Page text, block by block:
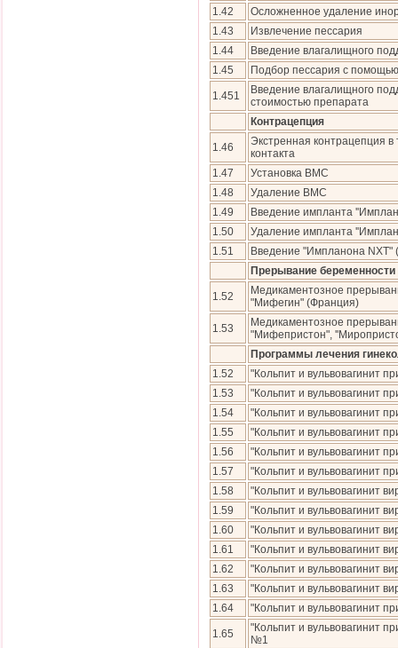
1.42
Осложненное удаление
1.43
Извлечение пессария
1.44
Введение влагалищного
1.45
Подбор пессария с
1.451
Введение влагалищного
стоимостью препарата
Контрацепция
1.46
Экстренная контрацепция в
контакта
1.47
Установка ВМС
1.48
Удаление ВМС
1.49
Введение импланта
1.50
Удаление импланта
1.51
Введение "Импланона NXT"
Прерывание беременности
1.52
Медикаментозное
"Мифегин" (Франция)
1.53
Медикаментозное
"Мифепристон",
Программы лечения
1.52
"Кольпит и вульвовагинит
1.53
"Кольпит и вульвовагинит
1.54
"Кольпит и вульвовагинит
1.55
"Кольпит и вульвовагинит
1.56
"Кольпит и вульвовагинит
1.57
"Кольпит и вульвовагинит
1.58
"Кольпит и вульвовагинит
1.59
"Кольпит и вульвовагинит
1.60
"Кольпит и вульвовагинит
1.61
"Кольпит и вульвовагинит
1.62
"Кольпит и вульвовагинит
1.63
"Кольпит и вульвовагинит
1.64
"Кольпит и вульвовагинит
1.65
"Кольпит и вульвовагинит
№1